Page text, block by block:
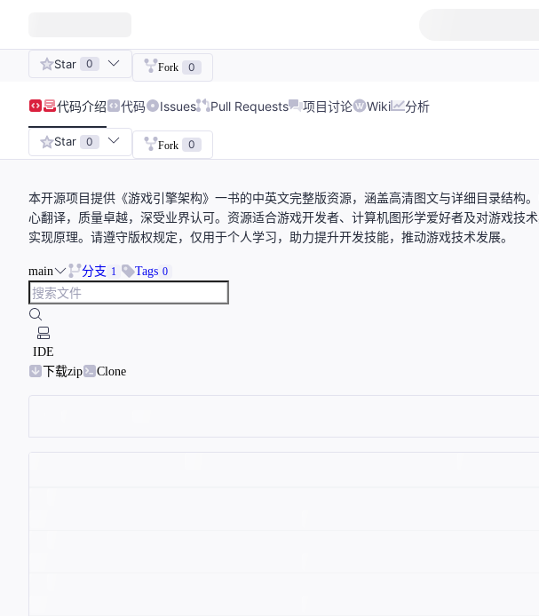
Star 0 Fork 0
代码介绍 代码 Issues Pull Requests 项目讨论 Wiki 分析
Star 0 Fork 0
本开源项目提供《游戏引擎架构》一书的中英文完整版资源，涵盖高清图文与详细目录结构
心翻译，质量卓越，深受业界认可。资源适合游戏开发者、计算机图形学爱好者及对游戏技
实现原理。请遵守版权规定，仅用于个人学习，助力提升开发技能，推动游戏技术发展。
main 分支 1 Tags 0
IDE
下载zip
Clone